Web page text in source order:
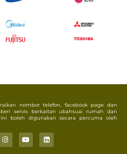
nombor telefon, facebook page dan
servis berkaitan ubahsuai rumah dan
ini boleh digunakan secara percuma oleh